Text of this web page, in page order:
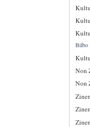
Bilbo
Non
Non